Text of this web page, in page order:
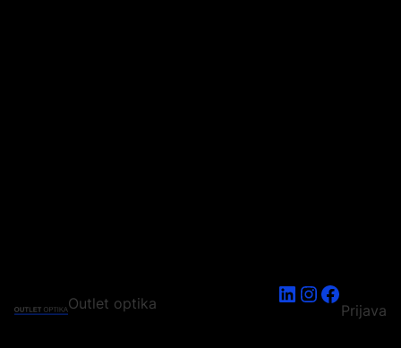
Outlet optika LinkedIn
Instagram
Prijava